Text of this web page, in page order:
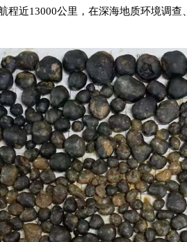
程近13000公里，在深海地质环境调